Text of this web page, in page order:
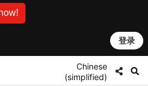
登录
Chinese
(simplified)